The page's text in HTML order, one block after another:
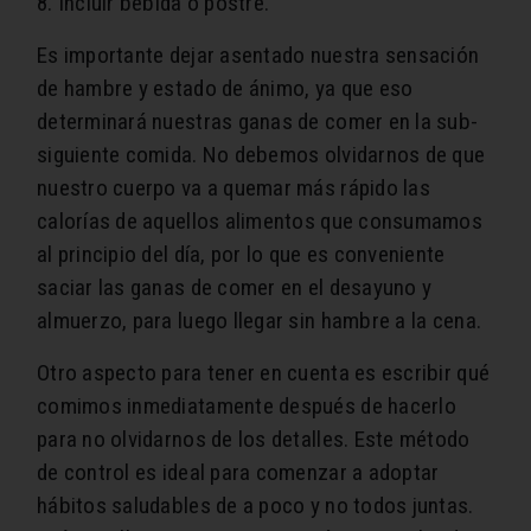
Es importante dejar asentado nuestra sensación
de hambre y estado de ánimo, ya que eso
determinará nuestras ganas de comer en la sub-
siguiente comida. No debemos olvidarnos de que
nuestro cuerpo va a quemar más rápido las
calorías de aquellos alimentos que consumamos
al principio del día, por lo que es conveniente
saciar las ganas de comer en el desayuno y
almuerzo, para luego llegar sin hambre a la cena.
Otro aspecto para tener en cuenta es escribir qué
comimos inmediatamente después de hacerlo
para no olvidarnos de los detalles. Este método
de control es ideal para comenzar a adoptar
hábitos saludables de a poco y no todos juntas.